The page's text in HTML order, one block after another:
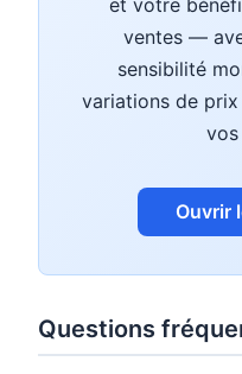
et votre
ventes —
sensibilité
variations de
Ouvrir
Questions